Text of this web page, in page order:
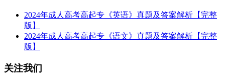
2024年成人高考高起专《英语》真题及答案解析【完整
版】
2024年成人高考高起专《语文》真题及答案解析【完整
版】
关注我们